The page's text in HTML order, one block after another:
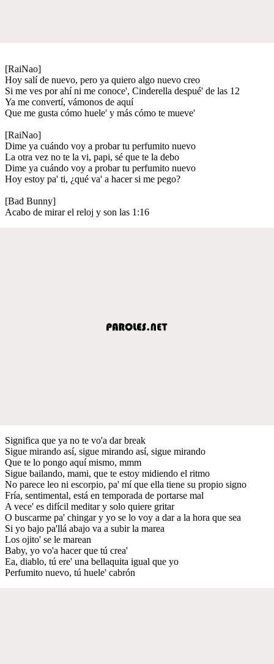
[RaiNao]
Hoy salí de nuevo, pero ya quiero algo nuevo creo
Si me ves por ahí ni me conoce', Cinderella despué' de las 12
Ya me convertí, vámonos de aquí
Que me gusta cómo huele' y más cómo te mueve'
[RaiNao]
Dime ya cuándo voy a probar tu perfumito nuevo
La otra vez no te la vi, papi, sé que te la debo
Dime ya cuándo voy a probar tu perfumito nuevo
Hoy estoy pa' ti, ¿qué va' a hacer si me pego?
[Bad Bunny]
Acabo de mirar el reloj y son las 1:16
Significa que ya no te vo'a dar break
Sigue mirando así, sigue mirando así, sigue mirando
Que te lo pongo aquí mismo, mmm
Sigue bailando, mami, que te estoy midiendo el ritmo
No parece leo ni escorpio, pa' mí que ella tiene su propio signo
Fría, sentimental, está en temporada de portarse mal
A vece' es difícil meditar y solo quiere gritar
O buscarme pa' chingar y yo se lo voy a dar a la hora que sea
Si yo bajo pa'llá abajo va a subir la marea
Los ojito' se le marean
Baby, yo vo'a hacer que tú crea'
Ea, diablo, tú ere' una bellaquita igual que yo
Perfumito nuevo, tú huele' cabrón